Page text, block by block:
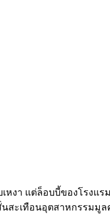
หงา แต่ล็อบบี้ของโรงแ
สะเทือนอุตสาหกรรมมู